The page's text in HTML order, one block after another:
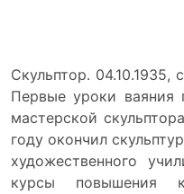
Скульптор. 04.10.1935,
Первые уроки ваяния
мастерской
году окончил
художественного
курсы повышения